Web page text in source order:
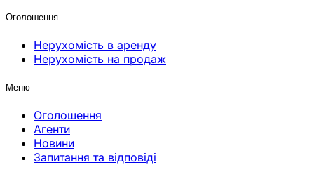
Оголошення
Нерухомість в аренду
Нерухомість на продаж
Меню
Оголошення
Агенти
Новини
Запитання та відповіді